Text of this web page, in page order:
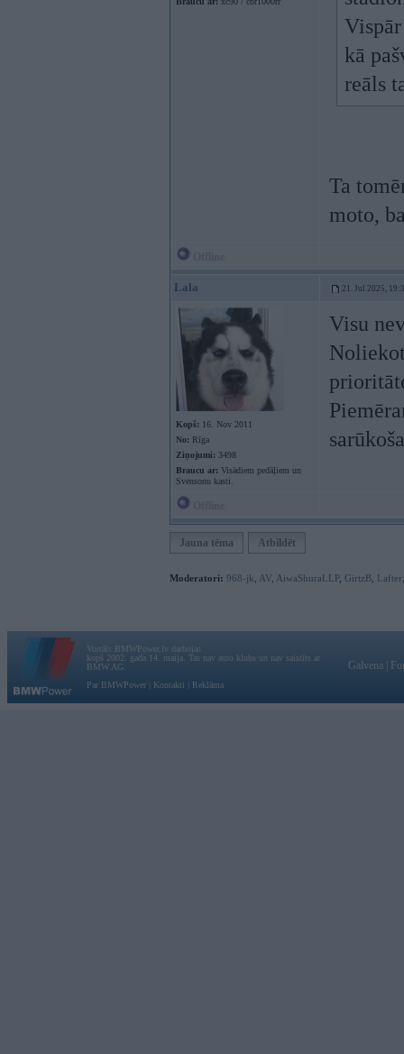
kā
reāls
Ta
moto,
Lala 21. Jul 2025,
Kopš: 16. Nov 2011
No: Rīga
Ziņojumi: 3498
Braucu ar: Visādiem pedāļiem un
Svensonu kasti.
Visu
Jauna tēma Atbildēt
Moderatori: 968-jk AV AiwaShuraLLP, GirtzB Lafter
Vortāls BMWPower.lv darbojas
kopš 2002. gada 14. maija. Tas nav auto klubs un nav saistīts ar
BMW AG.
Par BMWPower
Kontakti Reklāma
Galvena